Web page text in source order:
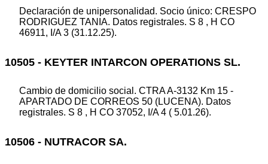
Declaración de unipersonalidad. Socio único: CRESPO
RODRIGUEZ TANIA. Datos registrales. S 8 , H CO
46911, I/A 3 (31.12.25).
10505 - KEYTER INTARCON OPERATIONS SL.
Cambio de domicilio social. CTRA A-3132 Km 15 -
APARTADO DE CORREOS 50 (LUCENA). Datos
registrales. S 8 , H CO 37052, I/A 4 ( 5.01.26).
10506 - NUTRACOR SA.